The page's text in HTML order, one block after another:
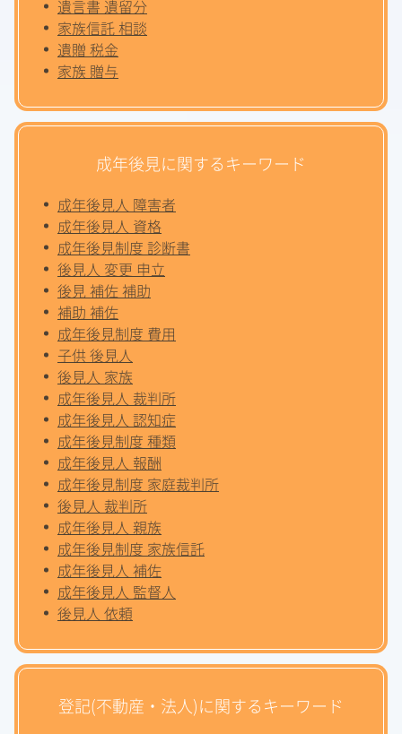
遺言書 遺留分
家族信託 相談
遺贈 税金
家族 贈与
成年後見に関するキーワード
成年後見人 障害者
成年後見人 資格
成年後見制度 診断書
後見人 変更 申立
後見 補佐 補助
補助 補佐
成年後見制度 費用
子供 後見人
後見人 家族
成年後見人 裁判所
成年後見人 認知症
成年後見制度 種類
成年後見人 報酬
成年後見制度 家庭裁判所
後見人 裁判所
成年後見人 親族
成年後見制度 家族信託
成年後見人 補佐
成年後見人 監督人
後見人 依頼
登記(不動産・法人)に関するキーワード